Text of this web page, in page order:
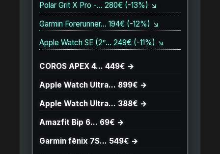
Polar Grit X Pro -… 280€ (-13%) ↘
Garmin Forerunner… 194€ (-12%) ↘
Apple Watch SE (2ᵉ… 249€ (-11%) ↘
COROS APEX 4… 449€ →
Apple Watch Ultra… 899€ →
Apple Watch Ultra… 388€ →
Amazfit Bip 6… 69€ →
Garmin fēnix 7S… 549€ →